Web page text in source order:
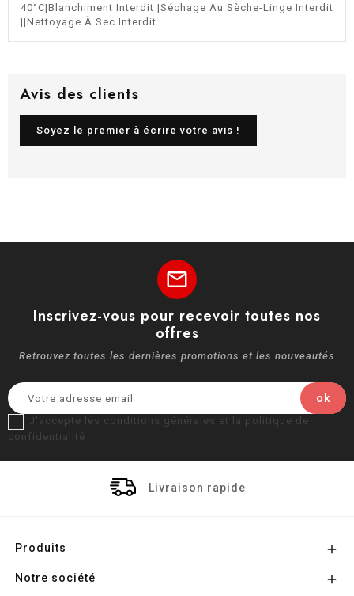
40°C|Blanchiment Interdit |Séchage Au Sèche-Linge Interdit
||Nettoyage À Sec Interdit
Avis des clients
Soyez le premier à écrire votre avis !
mail
Inscrivez-vous pour recevoir toutes nos
offres
Retrouvez toutes les dernières promotions et les nouveautés
J'accepte les conditions générales et la politique de
confidentialité
Livraison rapide
Produits 
Notre société 